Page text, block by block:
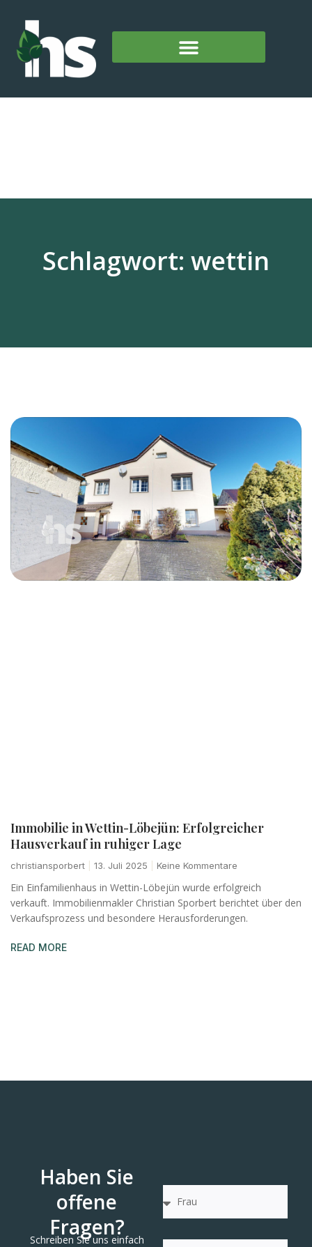
Schlagwort: wettin
Immobilie in Wettin-Löbejün: Erfolgreicher
Hausverkauf in ruhiger Lage
christiansporbert 13. Juli 2025 Keine Kommentare
Ein Einfamilienhaus in Wettin-Löbejün wurde erfolgreich
verkauft. Immobilienmakler Christian Sporbert berichtet über den
Verkaufsprozess und besondere Herausforderungen.
READ MORE
Haben Sie
offene
Fragen?
Schreiben Sie uns einfach